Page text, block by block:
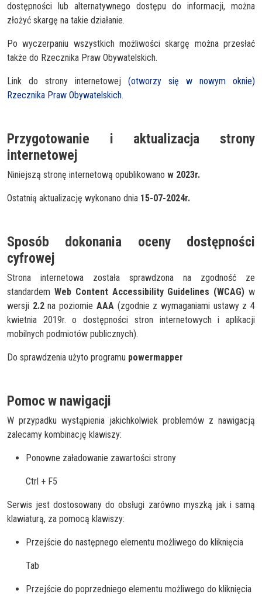
dostępności lub alternatywnego dostępu do informacji, można
złożyć skargę na takie działanie.
Po wyczerpaniu wszystkich możliwości skargę można przesłać
także do Rzecznika Praw Obywatelskich.
Link do strony internetowej (otworzy się w nowym oknie)
Rzecznika Praw Obywatelskich.
Przygotowanie i aktualizacja strony
internetowej
Niniejszą stronę internetową opublikowano w 2023r.
Ostatnią aktualizację wykonano dnia 15-07-2024r.
Sposób dokonania oceny dostępności
cyfrowej
Strona internetowa została sprawdzona na zgodność ze
standardem Web Content Accessibility Guidelines (WCAG) w
wersji 2.2na poziomie AAA(zgodnie z wymaganiami ustawy z 4
kwietnia 2019r. o dostępności stron internetowych i aplikacji
mobilnych podmiotów publicznych).
Do sprawdzenia użyto programu powermapper
Pomoc w nawigacji
W przypadku wystąpienia jakichkolwiek problemów z nawigacją
zalecamy kombinację klawiszy:
Ponowne załadowanie zawartości strony
Ctrl + F5
Serwis jest dostosowany do obsługi zarówno myszką jak i samą
klawiaturą, za pomocą klawiszy:
Przejście do następnego elementu możliwego do kliknięcia
Tab
Przejście do poprzedniego elementu możliwego do kliknięcia